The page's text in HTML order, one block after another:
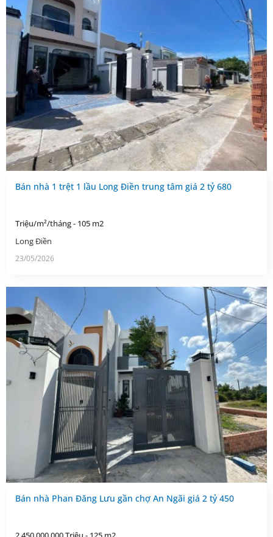
Bán nhà 1 trệt 1 lầu Long Điền trung tâm giá 2 tỷ 680
Triệu/m²/tháng - 105 m2
Long Điền
23/05/2026
Bán nhà Phan Đăng Lưu gần chợ An Ngãi giá 2 tỷ 450